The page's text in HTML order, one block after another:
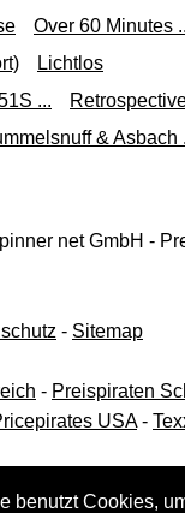
Over 60 Minutes
Lichtlos
...
& Asbach
net GmbH -
- Sitemap
- Preispiraten
USA-
benutzt Cookies,